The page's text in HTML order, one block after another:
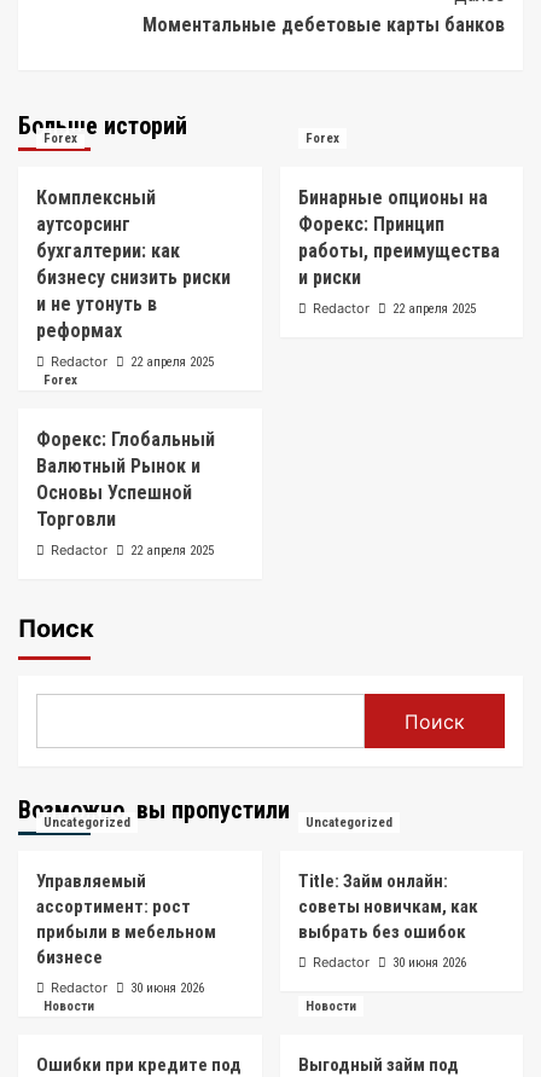
Моментальные дебетовые карты банков
Больше историй
Forex
Комплексный
аутсорсинг
бухгалтерии: как
бизнесу снизить риски
и не утонуть в
реформах
Redactor 22 апреля 2025
Forex
Бинарные опционы на
Форекс: Принцип
работы, преимущества
и риски
Redactor 22 апреля 2025
Forex
Форекс: Глобальный
Валютный Рынок и
Основы Успешной
Торговли
Redactor 22 апреля 2025
Поиск
Поиск
Возможно, вы пропустили
Uncategorized
Управляемый
ассортимент: рост
прибыли в мебельном
бизнесе
Redactor 30 июня 2026
Uncategorized
Title: Займ онлайн:
советы новичкам, как
выбрать без ошибок
Redactor 30 июня 2026
Новости
Ошибки при кредите под
Новости
Выгодный займ под